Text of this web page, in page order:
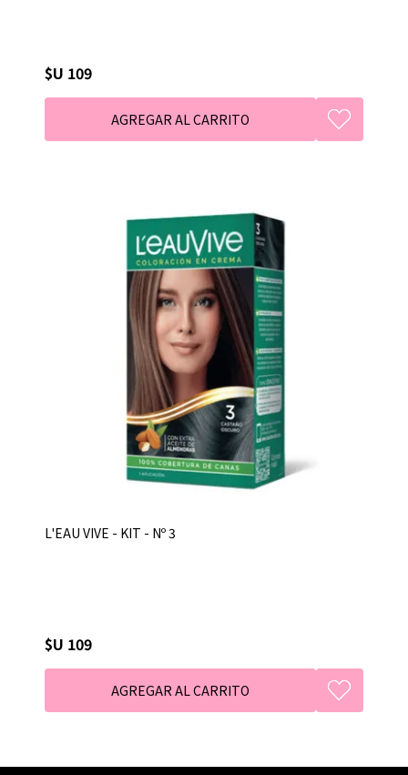
$U 109
L'EAU VIVE - KIT - Nº 3
$U 109